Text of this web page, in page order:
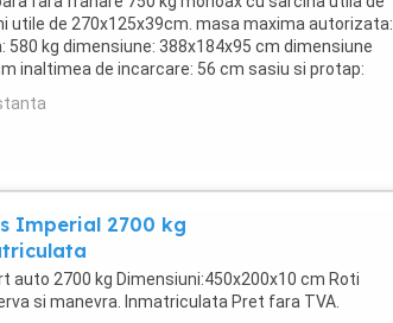
utile de 270x125x39cm. masa maxima autorizata:
580 kg dimensiune: 388x184x95 cm dimensiune
inaltimea de incarcare: 56 cm sasiu si protap:
Otel, ...
Imperial 2700 kg
auto 2700 kg Dimensiuni:450x200x10 cm Roti
si manevra. Inmatriculata Pret fara TVA.